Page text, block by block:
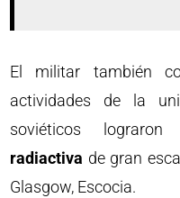
El militar también
actividades de la
soviéticos lograron
radiactiva de gran
Glasgow, Escocia.